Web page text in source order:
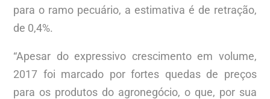
para o ramo pecuário, a estimativa é de retração,
de 0,4%.
“Apesar do expressivo crescimento em volume,
2017 foi marcado por fortes quedas de preços
para os produtos do agronegócio, o que, por sua